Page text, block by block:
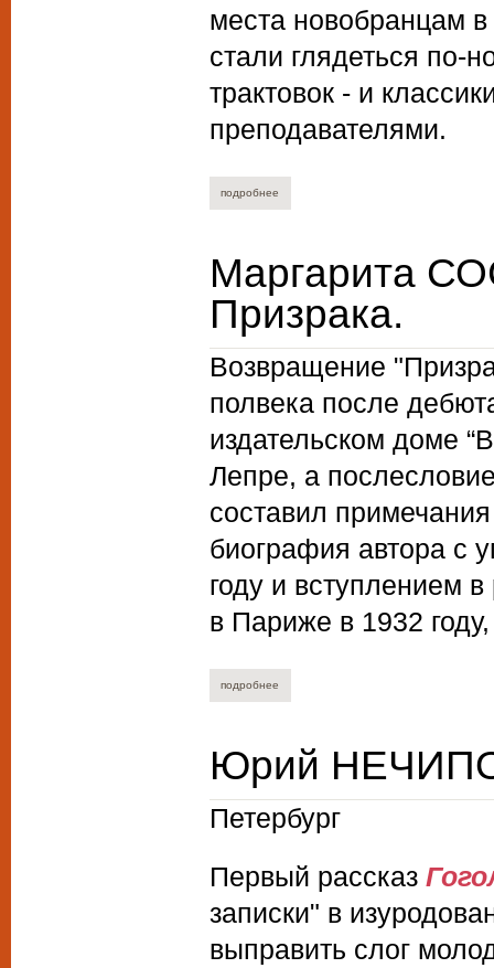
места новобранцам
стали глядеться по-
трактовок - и
преподавателями.
подробнее
Маргарита
Призрака.
Возвращение
полвека после
издательском доме
Лепре, а
составил
биография автора с
году и вступлением
в Париже в 1932
подробнее
Юрий
Петербург
Первый рассказ
записки" в
выправить слог